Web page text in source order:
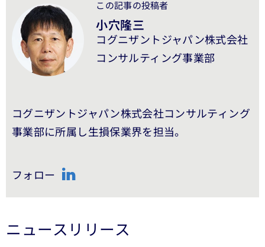
この記事の投稿者
小穴隆三
コグニザントジャパン株式会社
コンサルティング事業部
コグニザントジャパン株式会社コンサルティング
事業部に所属し生損保業界を担当。
フォロー
ニュースリリース